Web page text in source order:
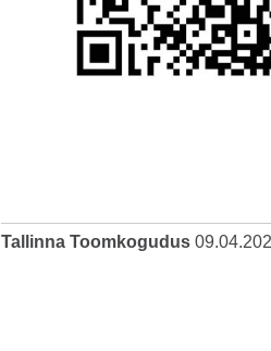
Tallinna Toomkogudus